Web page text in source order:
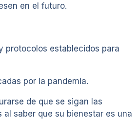
en el futuro.
protocolos establecidos para
por la pandemia.
de que se sigan las
saber que su bienestar es una